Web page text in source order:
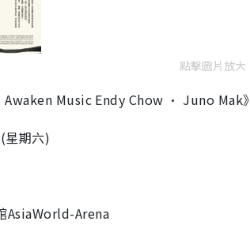
點擊圖片放大
Awaken Music Endy Chow • Juno Mak》
星期六)
AsiaWorld-Arena